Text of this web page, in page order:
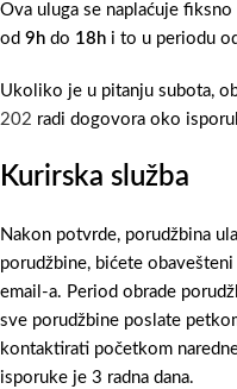
Ova uluga se naplaćuje fiksno
od 9h do 18h i to u periodu
Ukoliko je u pitanju subota,
202 radi dogovora oko
Kurirska služba
Nakon potvrde, porudžbina
porudžbine, bićete
email-a. Period obrade
sve porudžbine poslate
kontaktirati početkom
isporuke je 3 radna dana.